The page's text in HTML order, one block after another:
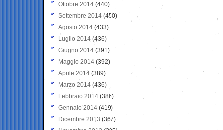
Ottobre 2014 (440)
Settembre 2014 (450)
Agosto 2014 (433)
Luglio 2014 (436)
Giugno 2014 (391)
Maggio 2014 (392)
Aprile 2014 (389)
Marzo 2014 (436)
Febbraio 2014 (386)
Gennaio 2014 (419)
Dicembre 2013 (367)